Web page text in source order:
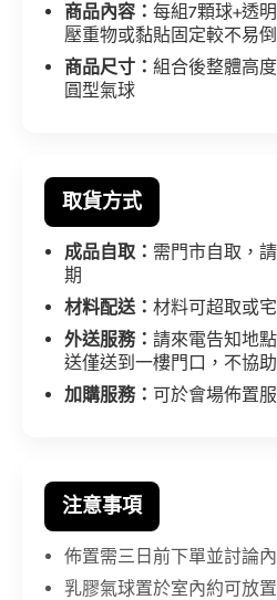
商品內容： 每組7顆球+透
壓重物或黏貼固定較不易倒
商品尺寸： 組合後整體高
圓型氣球
取貨方式
成品自取： 需門市自取，
期
材料配送： 材料可超取或
外送服務： 請來電告知地
送僅送到一樓門口，不協
加購服務： 可於會場佈置
注意事項
佈置需三日前下單並討論
乳膠氣球置於室內約可放